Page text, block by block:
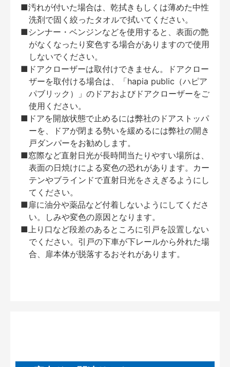
■汚れが付いた場合は、乾拭きもしくは薄めた中性
洗剤で固く絞ったタオルで拭いてください。
■シンナー・ベンジンなどを使用すると、表面の艶
がなくなったり変色する場合がありますので使用
しないでください。
■ドアクローザーは取付けできません。ドアクロー
ザーを取付ける場合は、「hapia public（ハピア
パブリック）」のドアおよびドアクローザーをご
使用ください。
■ドアを開放状態で止めるには弊社のドアストッパ
ーを、ドアが閉まる勢いを緩めるには弊社の開き
戸ダンパーをお勧めします。
■窓際など直射日光が長時間当たりやすい場所は、
表面の日焼けによる変色の恐れがあります。カー
テンやブラインドで直射日光をさえぎるようにし
てください。
■扉に油分や薬品など付着しないようにしてくださ
い。しみや変色の原因となります。
■上り口など段差のあるところに引戸を設置しない
でください。引戸の下車が下レールから外れた場
合、扉本体が脱落するおそれがあります。